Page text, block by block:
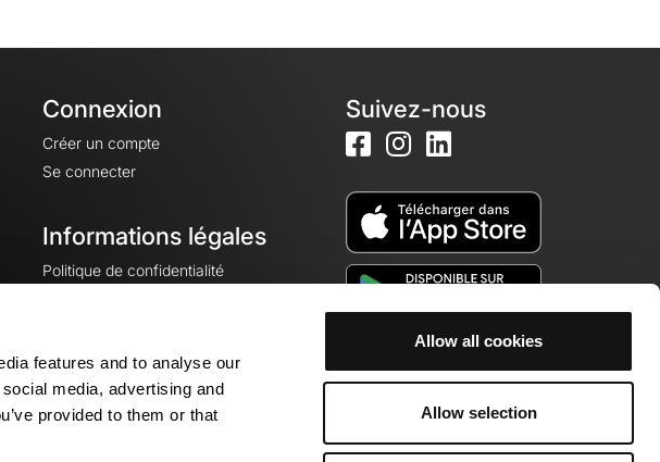
features and to analyse our
media, advertising and
provided to them or that
Allow all cookies
Allow selection
Connexion
Créer un compte
Se connecter
Informations légales
Politique de confidentialité
Mentions légales
Paramètres des cookies
Suivez-nous